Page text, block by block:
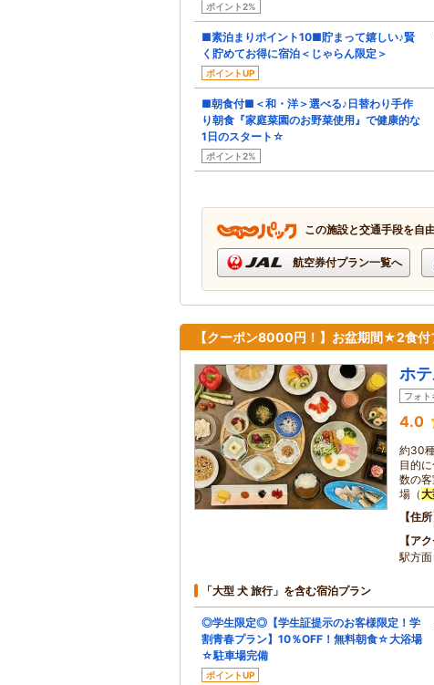
ポイント2%
■素泊まりポイント10■貯まって嬉しい♪賢
く貯めてお得に宿泊＜じゃらん限定＞
ポイントUP
■朝食付■＜和・洋＞選べる♪日替わり手作
り朝食『家庭菜園のお野菜使用』で健康的な
1日のスタート☆
ポイント2%
この施設と交通手段を自
航空券付プラン一覧へ
【クーポン8000円！】お盆期間★2食付
ホ
フォト
4.0
約30
目的
数の
場（
住所
ア
駅方面
「大型 犬 旅行」を含む宿泊プラン
◎学生限定◎【学生証提示のお客様限定！学
割青春プラン】10％OFF！無料朝食☆大浴場
☆駐車場完備
ポイントUP